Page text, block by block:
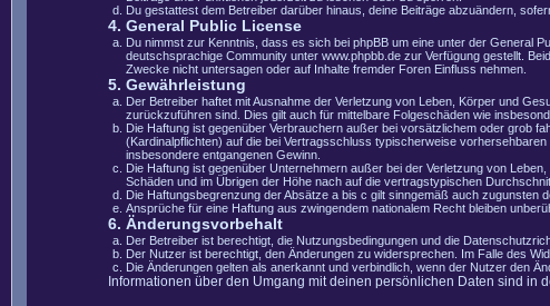
Du gestattest dem Betreiber darüber hinaus, deine Beiträge abzuändern,
4. General Public License
Du nimmst zur Kenntnis, dass es sich bei phpBB um eine unter der General
deutschsprachige Community unter www.phpbb.de zur Verfügung gestellt.
Zwecke nicht untersagen oder auf Inhalte fremder Foren Einfluss nehmen.
5. Gewährleistung
Der Betreiber haftet mit Ausnahme der Verletzung von Leben, Körper und
zurückzuführen sind. Dies gilt auch für mittelbare Folgeschäden wie
Die Haftung ist gegenüber Verbrauchern außer bei vorsätzlichem oder grob
(Kardinalpflichten) auf die bei Vertragsschluss typischerweise
insbesondere entgangenen Gewinn.
Die Haftung ist gegenüber Unternehmern außer bei der Verletzung von
Schäden und im Übrigen der Höhe nach auf die vertragstypischen
Die Haftungsbegrenzung der Absätze a bis c gilt sinngemäß auch zugunsten
Ansprüche für eine Haftung aus zwingendem nationalem Recht bleiben
6. Änderungsvorbehalt
Der Betreiber ist berechtigt, die Nutzungsbedingungen und die
Der Nutzer ist berechtigt, den Änderungen zu widersprechen. Im Falle des
Die Änderungen gelten als anerkannt und verbindlich, wenn der Nutzer den
Informationen über den Umgang mit deinen persönlichen Daten sind in